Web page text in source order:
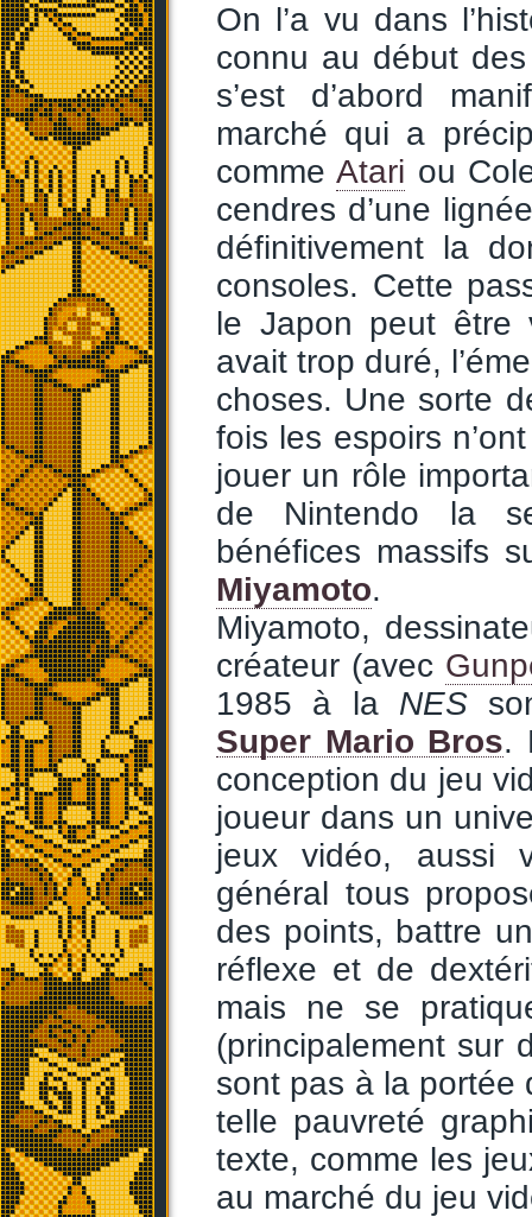
On l’a vu dans
connu au début
s’est d’abord
marché qui a
comme Atari ou
cendres d’une
définitivement la
consoles. Cette
le Japon peut être
avait trop duré,
choses. Une sorte
fois les espoirs
jouer un rôle
de Nintendo la
bénéfices massifs
Miyamoto.
Miyamoto,
créateur (avec
1985 à la NES
Super Mario Bros.
conception du jeu
joueur dans un
jeux vidéo, aussi
général tous
des points, battre
réflexe et de
mais ne se
(principalement sur
sont pas à la portée
telle pauvreté
texte, comme les
au marché du jeu